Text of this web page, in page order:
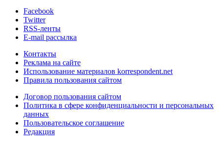
Facebook
Twitter
RSS-ленты
E-mail рассылка
Контакты
Реклама на сайте
Использование материалов korrespondent.net
Правила пользования сайтом
Договор пользования сайтом
Политика в сфере конфиденциальности и персональных
данных
Пользовательское соглашение
Редакция